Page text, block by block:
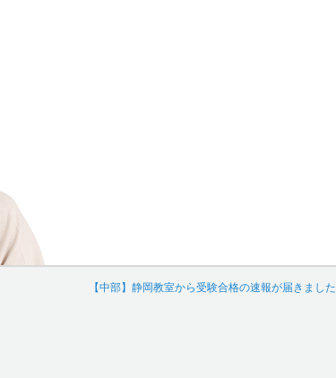
【中部】静岡教室から受験合格の速報が届きました